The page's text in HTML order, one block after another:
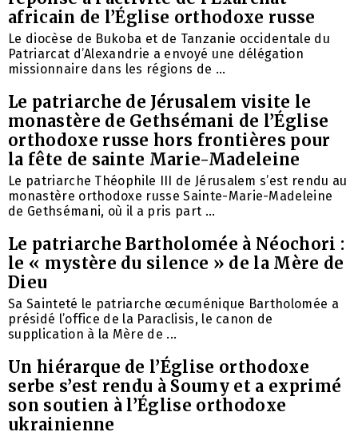
africain de l’Église orthodoxe russe
Le diocèse de Bukoba et de Tanzanie occidentale du
Patriarcat d’Alexandrie a envoyé une délégation
missionnaire dans les régions de ...
Le patriarche de Jérusalem visite le
monastère de Gethsémani de l’Église
orthodoxe russe hors frontières pour
la fête de sainte Marie-Madeleine
Le patriarche Théophile III de Jérusalem s’est rendu au
monastère orthodoxe russe Sainte-Marie-Madeleine
de Gethsémani, où il a pris part ...
Le patriarche Bartholomée à Néochori :
le « mystère du silence » de la Mère de
Dieu
Sa Sainteté le patriarche œcuménique Bartholomée a
présidé l’office de la Paraclisis, le canon de
supplication à la Mère de ...
Un hiérarque de l’Église orthodoxe
serbe s’est rendu à Soumy et a exprimé
son soutien à l’Église orthodoxe
ukrainienne